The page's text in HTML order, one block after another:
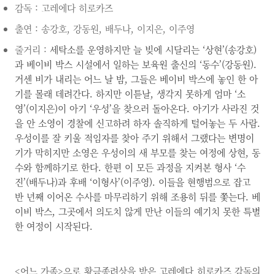
감독 : 고레에다 히로카즈
출연 : 송강호, 강동원, 배두나, 이지은, 이주영
줄거리 : 세탁소를 운영하지만 늘 빚에 시달리는 ‘상현’(송강호)
과 베이비 박스 시설에서 일하는 보육원 출신의 ‘동수’(강동원).
거센 비가 내리는 어느 날 밤, 그들은 베이비 박스에 놓인 한 아
기를 몰래 데려간다. 하지만 이튿날, 생각지 못하게 엄마 ‘소
영’(이지은)이 아기 ‘우성’을 찾으러 돌아온다. 아기가 사라진 것
을 안 소영이 경찰에 신고하려 하자 솔직하게 털어놓는 두 사람.
우성이를 잘 키울 적임자를 찾아 주기 위해서 그랬다는 변명이
기가 막히지만 소영은 우성이의 새 부모를 찾는 여정에 상현, 동
수와 함께하기로 한다. 한편 이 모든 과정을 지켜본 형사 ‘수
진’(배두나)과 후배 ‘이형사’(이주영). 이들을 현행범으로 잡고
반 년째 이어온 수사를 마무리하기 위해 조용히 뒤를 쫓는다. 베
이비 박스, 그곳에서 의도치 않게 만난 이들의 예기치 못한 특별
한 여정이 시작된다.
<어느 가족>으로 황금종려상을 받은 고레에다 히로카즈 감독의